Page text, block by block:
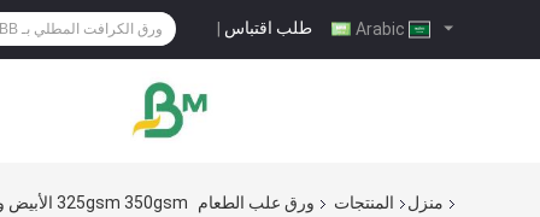
طلب اقتباس |
منزل المنتجات ورق علب الطعام 325gsm 350gsm الأبيض ورقة الفريزر لتغليف المواد الغذائية المجمدة 37 "X 25" السائبة